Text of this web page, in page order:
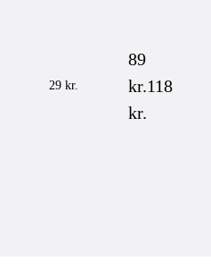
29 kr.
89
kr.118
kr.